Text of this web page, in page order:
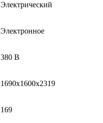
Электрический
Электронное
380 В
1690x1600x2319
169